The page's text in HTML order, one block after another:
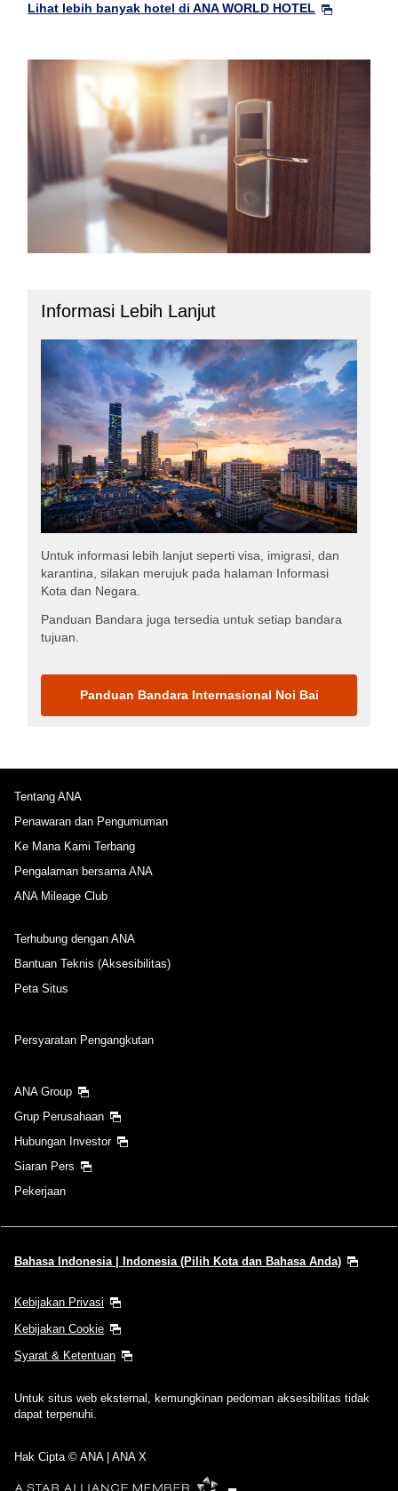
Lihat lebih banyak hotel di ANA WORLD HOTEL
Informasi Lebih Lanjut
Untuk informasi lebih lanjut seperti visa, imigrasi, dan
karantina, silakan merujuk pada halaman Informasi
Kota dan Negara.
Panduan Bandara juga tersedia untuk setiap bandara
tujuan.
Panduan Bandara Internasional Noi Bai
Tentang ANA
Penawaran dan Pengumuman
Ke Mana Kami Terbang
Pengalaman bersama ANA
ANA Mileage Club
Terhubung dengan ANA
Bantuan Teknis (Aksesibilitas)
Peta Situs
Persyaratan Pengangkutan
ANA Group
Grup Perusahaan
Hubungan Investor
Siaran Pers
Pekerjaan
Bahasa Indonesia | Indonesia (Pilih Kota dan Bahasa Anda)
Kebijakan Privasi
Kebijakan Cookie
Syarat & Ketentuan
Untuk situs web eksternal, kemungkinan pedoman aksesibilitas tidak
dapat terpenuhi.
Hak Cipta © ANA | ANA X